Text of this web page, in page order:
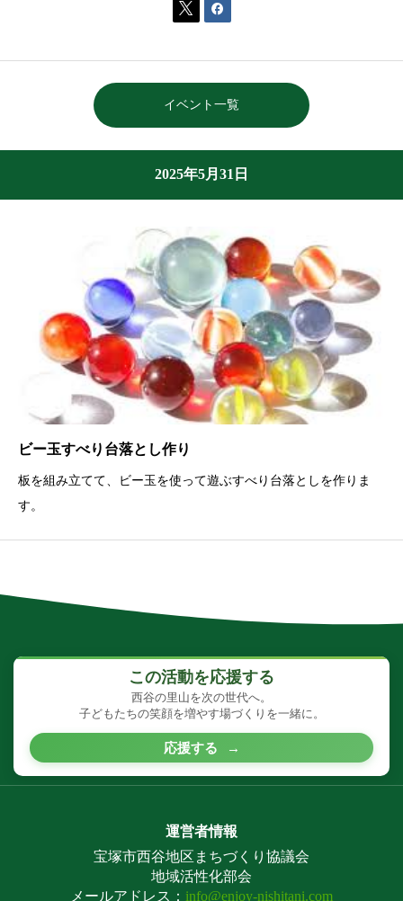
 
イベント一覧
2025年5月31日
ビー玉すべり台落とし作り
板を組み立てて、ビー玉を使って遊ぶすべり台落としを作りま
す。
この活動を応援する
西谷の里山を次の世代へ。
子どもたちの笑顔を増やす場づくりを一緒に。
応援する →
運営者情報
宝塚市西谷地区まちづくり協議会
地域活性化部会
メールアドレス： info@enjoy-nishitani.com